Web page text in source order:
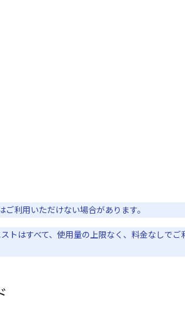
ご利用いただけない場合があります。
トはすべて、使用量の上限なく、料金なしでご